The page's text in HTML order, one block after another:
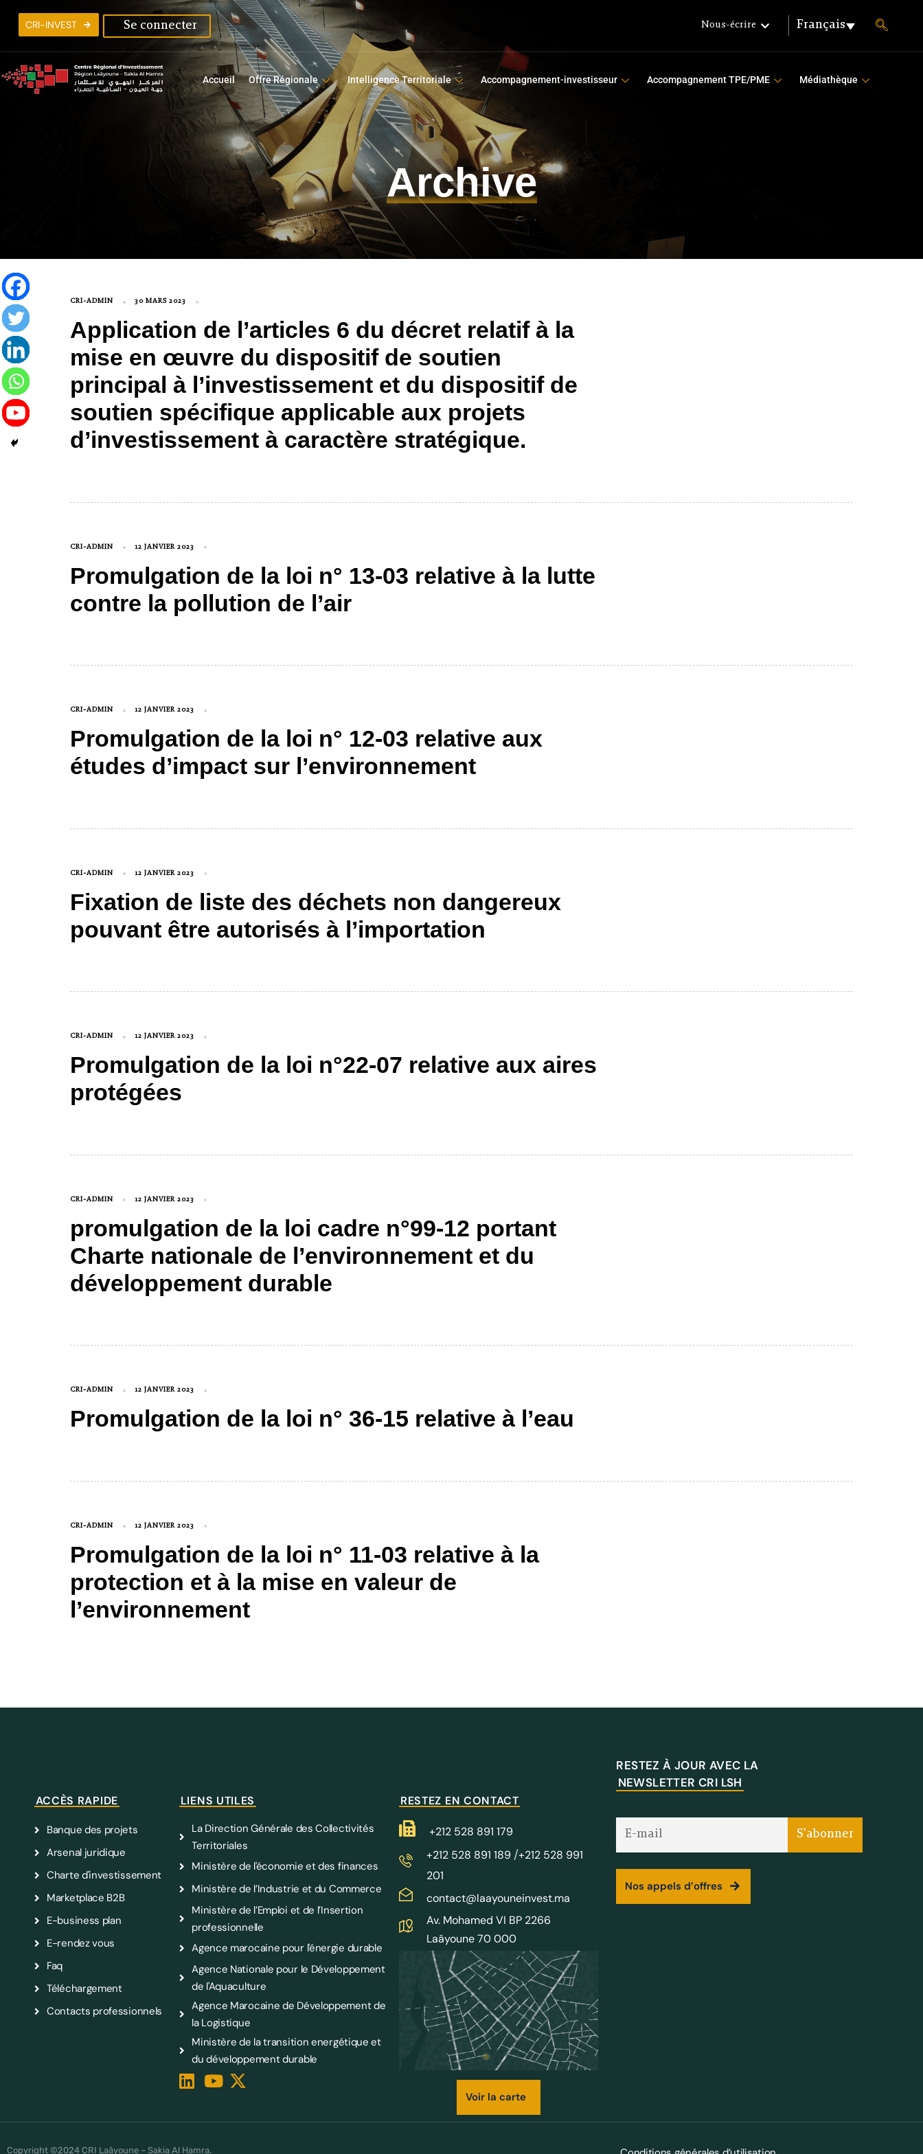
CRI-INVEST Se connecter Nous-écrire Français
Accueil Offre Régionale Intelligence Territoriale Accompagnement-investisseur Accompagnement TPE/PME Médiathèque
Archive
CRI-ADMIN 30 MARS 2023
Application de l’articles 6 du décret relatif à la
mise en œuvre du dispositif de soutien
principal à l’investissement et du dispositif de
soutien spécifique applicable aux projets
d’investissement à caractère stratégique.
CRI-ADMIN 12 JANVIER 2023
Promulgation de la loi n° 13-03 relative à la lutte
contre la pollution de l’air
CRI-ADMIN 12 JANVIER 2023
Promulgation de la loi n° 12-03 relative aux
études d’impact sur l’environnement
CRI-ADMIN 12 JANVIER 2023
Fixation de liste des déchets non dangereux
pouvant être autorisés à l’importation
CRI-ADMIN 12 JANVIER 2023
Promulgation de la loi n°22-07 relative aux aires
protégées
CRI-ADMIN 12 JANVIER 2023
promulgation de la loi cadre n°99-12 portant
Charte nationale de l’environnement et du
développement durable
CRI-ADMIN 12 JANVIER 2023
Promulgation de la loi n° 36-15 relative à l’eau
CRI-ADMIN 12 JANVIER 2023
Promulgation de la loi n° 11-03 relative à la
protection et à la mise en valeur de
l’environnement
ACCÈS RAPIDE
Banque des projets
Arsenal juridique
Charte d'investissement
Marketplace B2B
E-business plan
E-rendez vous
Faq
Téléchargement
Contacts professionnels
LIENS UTILES
La Direction Générale des Collectivités
Territoriales
Ministère de l'économie et des finances
Ministère de l’Industrie et du Commerce
Ministère de l’Emploi et de l’Insertion
professionnelle
Agence marocaine pour l'énergie durable
Agence Nationale pour le Développement
de l'Aquaculture
Agence Marocaine de Développement de
la Logistique
Ministère de la transition energétique et
du développement durable
RESTEZ EN CONTACT
+212 528 891 179
+212 528 891 189 /+212 528 991
201
contact@laayouneinvest.ma
Av. Mohamed VI BP 2266
Laâyoune 70 000
Voir la carte
RESTEZ À JOUR AVEC LA
NEWSLETTER CRI LSH
Nos appels d’offres
Copyright ©2024 CRI Laâyoune – Sakia Al Hamra.